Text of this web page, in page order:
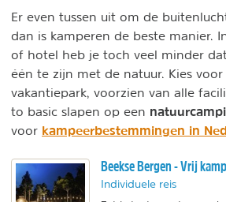
Er even tussen uit om de
dan is kamperen de beste manier.
of hotel heb je toch veel minder
één te zijn met de natuur. Kies
vakantiepark, voorzien van alle
to basic slapen op een
voor kampeerbestemmingen in
Beekse Bergen - Vrij
Individuele reis